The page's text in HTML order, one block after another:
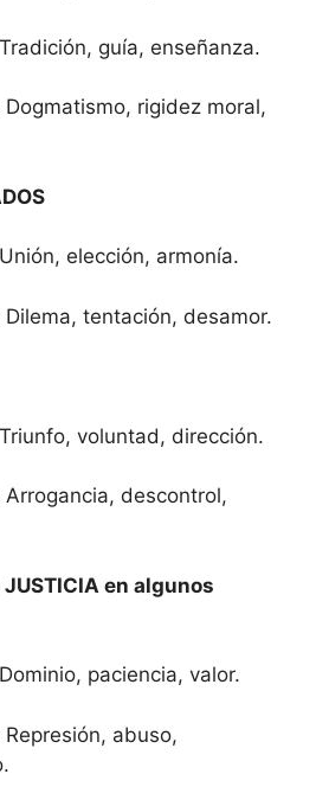
Tradición, guía, enseñanza.
Dogmatismo, rigidez moral,
Unión, elección, armonía.
Dilema, tentación, desamor.
Triunfo, voluntad, dirección.
Arrogancia, descontrol,
JUSTICIA en algunos
Dominio, paciencia, valor.
Represión, abuso,